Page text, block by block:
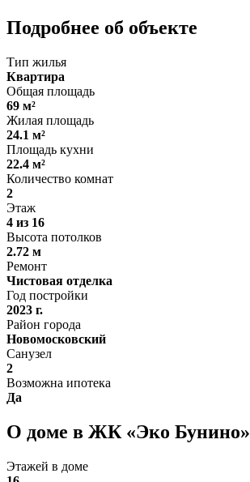
Подробнее об объекте
Тип жилья
Квартира
Общая площадь
69 м²
Жилая площадь
24.1 м²
Площадь кухни
22.4 м²
Количество комнат
2
Этаж
4 из 16
Высота потолков
2.72 м
Ремонт
Чистовая отделка
Год постройки
2023 г.
Район города
Новомосковский
Санузел
2
Возможна ипотека
Да
О доме в ЖК «Эко Бунино»
Этажей в доме